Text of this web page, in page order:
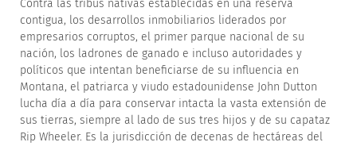
Contra las tribus nativas establecidas en una reserva
contigua, los desarrollos inmobiliarios liderados por
empresarios corruptos, el primer parque nacional de su
nación, los ladrones de ganado e incluso autoridades y
políticos que intentan beneficiarse de su influencia en
Montana, el patriarca y viudo estadounidense John Dutton
lucha día a día para conservar intacta la vasta extensión de
sus tierras, siempre al lado de sus tres hijos y de su capataz
Rip Wheeler. Es la jurisdicción de decenas de hectáreas del